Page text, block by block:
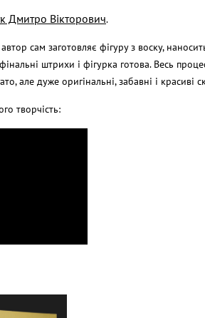
Дмитро Вікторович.
сам заготовляє фігуру з воску,
штрихи і фігурка готова. Весь
але дуже оригінальні, забавні і красиві
творчість: